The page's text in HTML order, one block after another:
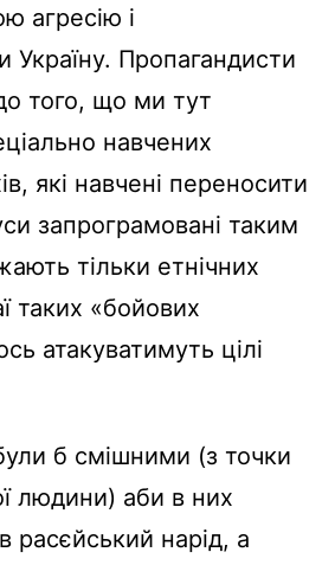
агресію і
Україну. Пропагандисти
того, що ми тут
навчених
які навчені переносити
запрограмовані таким
тільки етнічних
таких «бойових
атакуватимуть цілі
б смішними (з точки
людини) аби в них
расєйський нарід, а